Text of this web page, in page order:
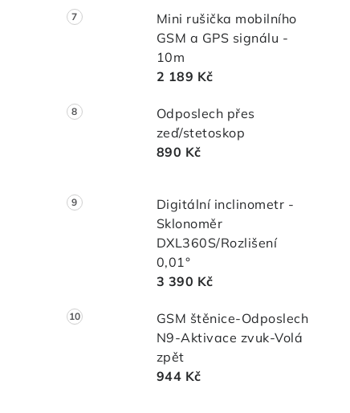
Mini rušička mobilního
GSM a GPS signálu -
10m
2 189 Kč
Odposlech přes
zeď/stetoskop
890 Kč
Digitální inclinometr -
Sklonoměr
DXL360S/Rozlišení
0,01°
3 390 Kč
GSM štěnice-Odposlech
N9-Aktivace zvuk-Volá
zpět
944 Kč